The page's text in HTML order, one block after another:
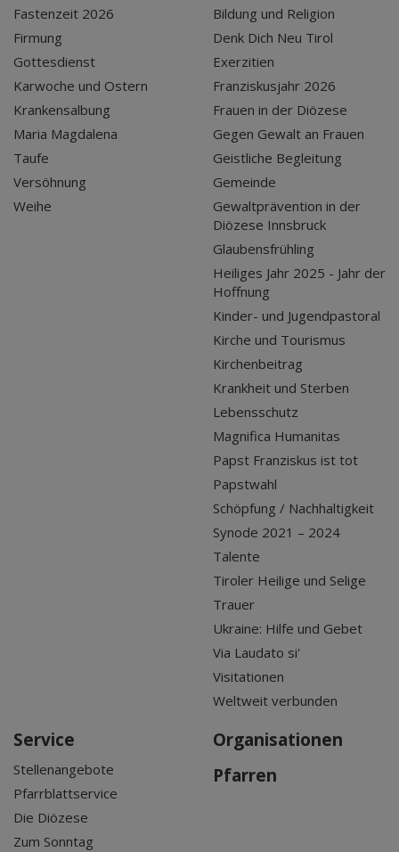
Fastenzeit 2026
Firmung
Gottesdienst
Karwoche und Ostern
Krankensalbung
Maria Magdalena
Taufe
Versöhnung
Weihe
Bildung und Religion
Denk Dich Neu Tirol
Exerzitien
Franziskusjahr 2026
Frauen in der Diözese
Gegen Gewalt an Frauen
Geistliche Begleitung
Gemeinde
Gewaltprävention in der
Diözese Innsbruck
Glaubensfrühling
Heiliges Jahr 2025 - Jahr der
Hoffnung
Kinder- und Jugendpastoral
Kirche und Tourismus
Kirchenbeitrag
Krankheit und Sterben
Lebensschutz
Magnifica Humanitas
Papst Franziskus ist tot
Papstwahl
Schöpfung / Nachhaltigkeit
Synode 2021 – 2024
Talente
Tiroler Heilige und Selige
Trauer
Ukraine: Hilfe und Gebet
Via Laudato si'
Visitationen
Weltweit verbunden
Service
Stellenangebote
Pfarrblattservice
Die Diözese
Zum Sonntag
Organisationen
Pfarren